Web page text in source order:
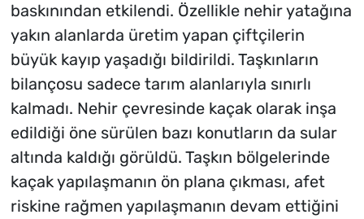
baskınından etkilendi. Özellikle nehir yatağına
yakın alanlarda üretim yapan çiftçilerin
büyük kayıp yaşadığı bildirildi. Taşkınların
bilançosu sadece tarım alanlarıyla sınırlı
kalmadı. Nehir çevresinde kaçak olarak inşa
edildiği öne sürülen bazı konutların da sular
altında kaldığı görüldü. Taşkın bölgelerinde
kaçak yapılaşmanın ön plana çıkması, afet
riskine rağmen yapılaşmanın devam ettiğini